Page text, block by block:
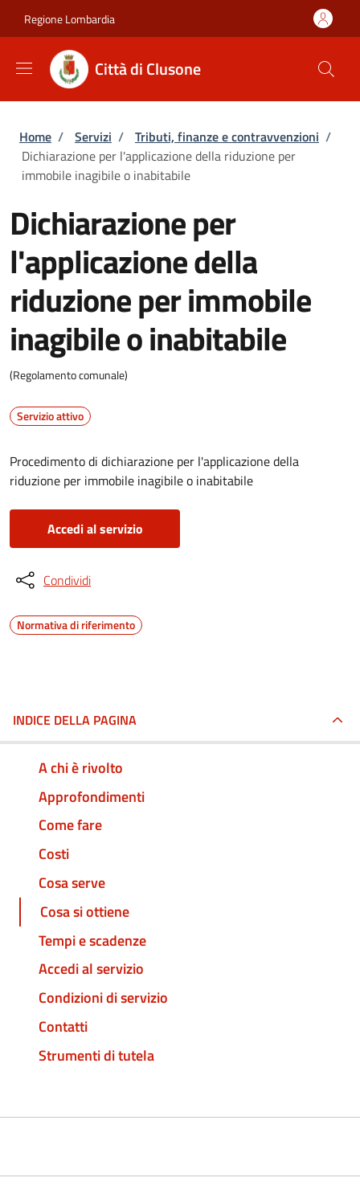
Regione Lombardia
Città di Clusone
Briciole di pane
Home / Servizi / Tributi, finanze e contravvenzioni /
Dichiarazione per l'applicazione della riduzione per
immobile inagibile o inabitabile
Dichiarazione per
l'applicazione della
riduzione per immobile
inagibile o inabitabile
(Regolamento comunale)
Servizio attivo
Procedimento di dichiarazione per l'applicazione della
riduzione per immobile inagibile o inabitabile
Accedi al servizio
Condividi
Normativa di riferimento
INDICE DELLA PAGINA
A chi è rivolto
Approfondimenti
Come fare
Costi
Cosa serve
Cosa si ottiene
Tempi e scadenze
Accedi al servizio
Condizioni di servizio
Contatti
Strumenti di tutela